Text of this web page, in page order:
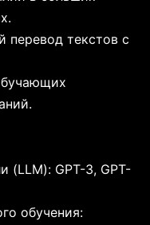
перевод текстов с
(LLM): GPT-3, GPT-
обучения: